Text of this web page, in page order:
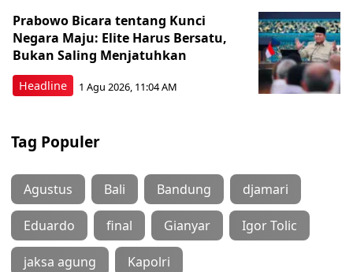
Headline
Prabowo Bicara tentang Kunci
Negara Maju: Elite Harus Bersatu,
Bukan Saling Menjatuhkan
1 Agu 2026, 11:04 AM
Tag Populer
Agustus Bali Bandung djamari
Eduardo final Gianyar Igor Tolic
jaksa agung Kapolri